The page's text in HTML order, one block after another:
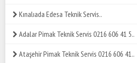
Kınalıada Edesa Teknik Servis..
Adalar Pimak Teknik Servis 0216 606 41 5..
Ataşehir Pimak Teknik Servis 0216 606 41..